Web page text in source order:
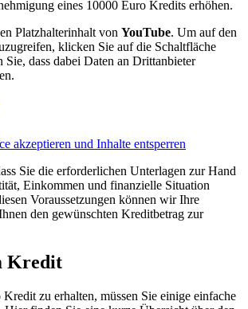
eines 10000 Euro Kredits erhöhen.
Platzhalterinhalt von YouTube. Um auf den
klicken Sie auf die Schaltfläche
Sie, dass dabei Daten an Drittanbieter
akzeptieren und Inhalte entsperren
Sie die erforderlichen Unterlagen zur Hand
Einkommen und finanzielle Situation
Voraussetzungen können wir Ihre
den gewünschten Kreditbetrag zur
Kredit
zu erhalten, müssen Sie einige einfache